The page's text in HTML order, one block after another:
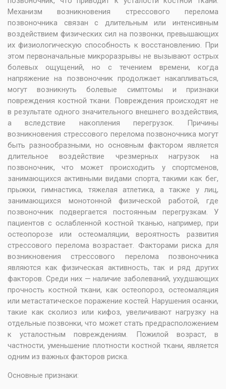
Механизм возникновения стрессового перелома
позвоночника связан с длительным или интенсивным
воздействием физических сил на позвонки, превышающих
их физиологическую способность к восстановлению. При
этом первоначальные микроразрывы не вызывают острых
болевых ощущений, но с течением времени, когда
напряжение на позвоночник продолжает накапливаться,
могут возникнуть болевые симптомы и признаки
повреждения костной ткани. Повреждения происходят не
в результате одного значительного внешнего воздействия,
а вследствие накопления перегрузок. Причины
возникновения стрессового перелома позвоночника могут
быть разнообразными, но основным фактором является
длительное воздействие чрезмерных нагрузок на
позвоночник, что может происходить у спортсменов,
занимающихся активными видами спорта, такими как бег,
прыжки, гимнастика, тяжелая атлетика, а также у лиц,
занимающихся монотонной физической работой, где
позвоночник подвергается постоянным перегрузкам. У
пациентов с ослабленной костной тканью, например, при
остеопорозе или остеомаляции, вероятность развития
стрессового перелома возрастает. Факторами риска для
возникновения стрессового перелома позвоночника
являются как физическая активность, так и ряд других
факторов. Среди них — наличие заболеваний, ухудшающих
прочность костной ткани, как остеопороз, остеомаляция
или метастатическое поражение костей. Нарушения осанки,
такие как сколиоз или кифоз, увеличивают нагрузку на
отдельные позвонки, что может стать предрасположением
к усталостным повреждениям. Пожилой возраст, в
частности, уменьшение плотности костной ткани, является
одним из важных факторов риска.
Основные признаки: